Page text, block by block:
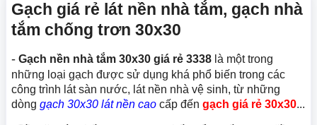
Gạch giá rẻ lát nền nhà tắm, gạch nhà
tắm chống trơn 30x30
- Gạch nền nhà tắm 30x30 giá rẻ 3338 là một trong
những loại gạch được sử dụng khá phổ biến trong các
công trình lát sàn nước, lát nền nhà vệ sinh, từ những
dòng gạch 30x30 lát nền cao cấp đến gạch giá rẻ 30x30...